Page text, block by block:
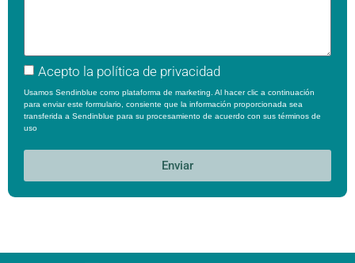
Acepto la política de privacidad
Usamos Sendinblue como plataforma de marketing. Al hacer clic a continuación
para enviar este formulario, consiente que la información proporcionada sea
transferida a Sendinblue para su procesamiento de acuerdo con sus términos de
uso
Enviar